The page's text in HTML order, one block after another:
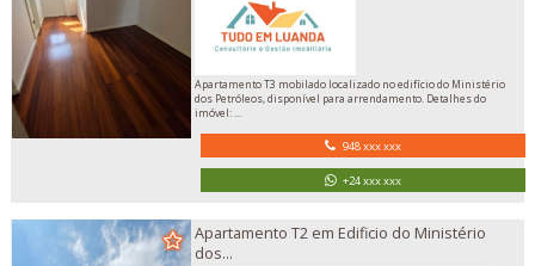
Apartamento T3 mobilado localizado no edifício do Ministério
dos Petróleos, disponível para arrendamento. Detalhes do
imóvel: ...
948 xxx xxx
+24 xxx xxx
Apartamento T2 em Edificio do Ministério
dos...